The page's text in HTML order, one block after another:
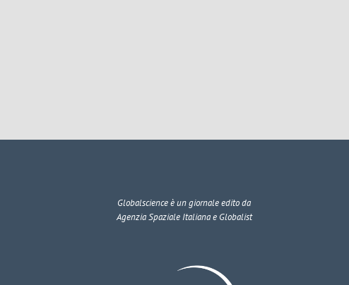
Globalscienceè un giornale edito da
Agenzia Spaziale Italiana e Globalist